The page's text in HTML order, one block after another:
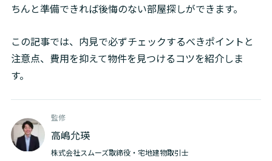
ちんと準備できれば後悔のない部屋探しができます。
この記事では、内見で必ずチェックするべきポイントと
注意点、費用を抑えて物件を見つけるコツを紹介しま
す。
監修
高嶋允瑛
株式会社スムーズ取締役・宅地建物取引士